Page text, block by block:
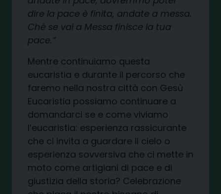
dire la pace è finita, andate a messa.
Ché se vai a Messa finisce la tua
pace.”
Mentre continuiamo questa
eucaristia e durante il percorso che
faremo nella nostra città con Gesù
Eucaristia possiamo continuare a
domandarci se e come viviamo
l’eucaristia: esperienza rassicurante
che ci invita a guardare il cielo o
esperienza sovversiva che ci mette in
moto come artigiani di pace e di
giustizia della storia? Celebrazione